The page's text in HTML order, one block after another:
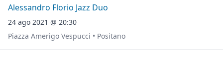
Alessandro Florio Jazz Duo
24 ago 2021 @ 20:30
Piazza Amerigo Vespucci • Positano